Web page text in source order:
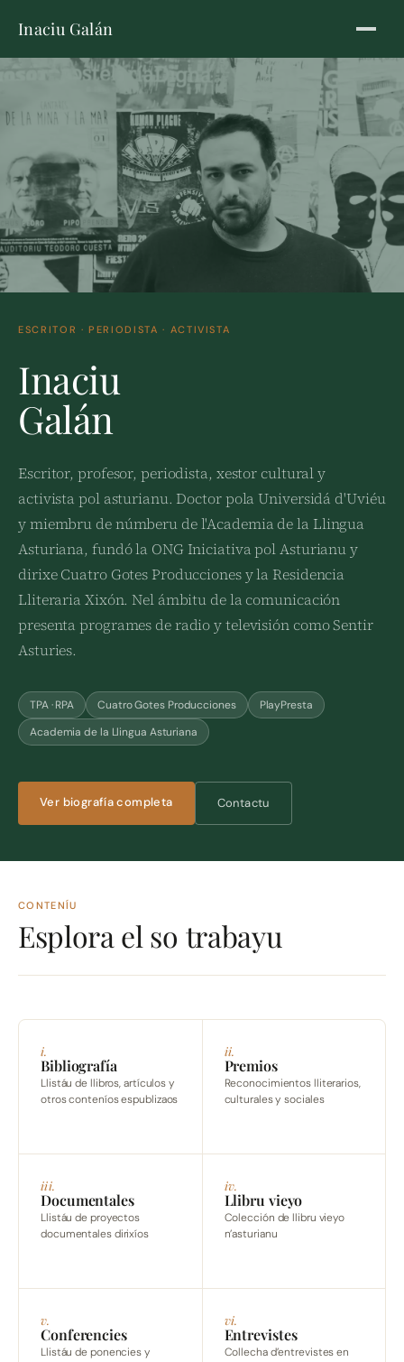
Inaciu Galán
ESCRITOR · PERIODISTA · ACTIVISTA
Inaciu
Galán
Escritor, profesor, periodista, xestor cultural y
activista pol asturianu. Doctor pola Universidá d'Uviéu
y miembru de númberu de l'Academia de la Llingua
Asturiana, fundó la ONG Iniciativa pol Asturianu y
dirixe Cuatro Gotes Producciones y la Residencia
Lliteraria Xixón. Nel ámbitu de la comunicación
presenta programes de radio y televisión como Sentir
Asturies.
TPA · RPA Cuatro Gotes Producciones
PlayPresta
Academia de la Llingua Asturiana
Ver biografía completa Contactu
CONTENÍU
Esplora el so trabayu
i.
Bibliografía
Llistáu de llibros, artículos y
otros conteníos espublizaos
ii.
Premios
Reconocimientos lliterarios,
culturales y sociales
iii.
Documentales
Llistáu de proyectos
documentales dirixíos
iv.
Llibru vieyo
Colección de llibru vieyo
n’asturianu
v.
Conferencies
Llistáu de ponencies y
vi.
Entrevistes
Collecha d’entrevistes en